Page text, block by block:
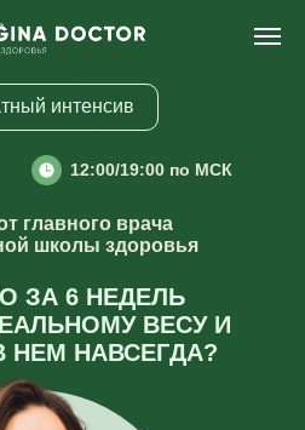
главного врача
школы здоровья
ЗА 6 НЕДЕЛЬ
ВЕСУ И
НЕМ НАВСЕГДА?
интенсив
12:00/19:00 по МСК